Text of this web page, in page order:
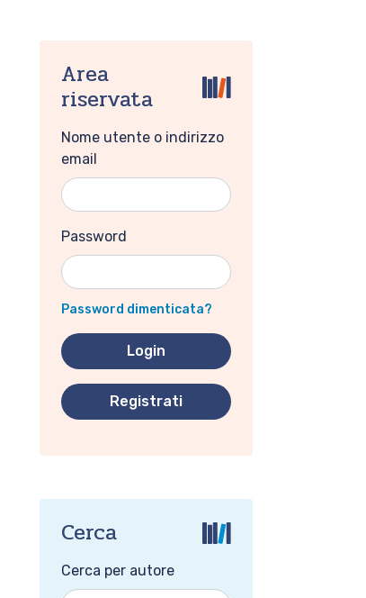
Area
riservata
Nome utente o indirizzo
email
Password
Password dimenticata?
Registrati
Cerca
Cerca per autore